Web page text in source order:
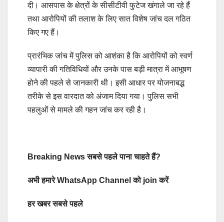
दी। आसपास के क्षेत्रों के सीसीटीवी फुटेज खंगाले जा रहे हैं
तथा आरोपियों की तलाश के लिए सात विशेष जांच दल गठित
किए गए हैं।
प्रारंभिक जांच में पुलिस को आशंका है कि आरोपियों को स्वर्ण
व्यापारी की गतिविधियों और उनके पास बड़ी मात्रा में आभूषण
होने की पहले से जानकारी थी। इसी आधार पर योजनाबद्ध
तरीके से इस वारदात को अंजाम दिया गया। पुलिस सभी
पहलुओं से मामले की गहन जांच कर रही है।
Breaking News सबसे पहले पाना चाहते हैं?
अभी हमारे WhatsApp Channel को join करें
हर खबर सबसे पहले